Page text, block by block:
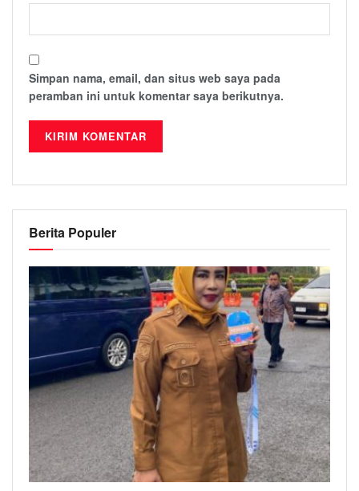
Simpan nama, email, dan situs web saya pada
peramban ini untuk komentar saya berikutnya.
Berita Populer